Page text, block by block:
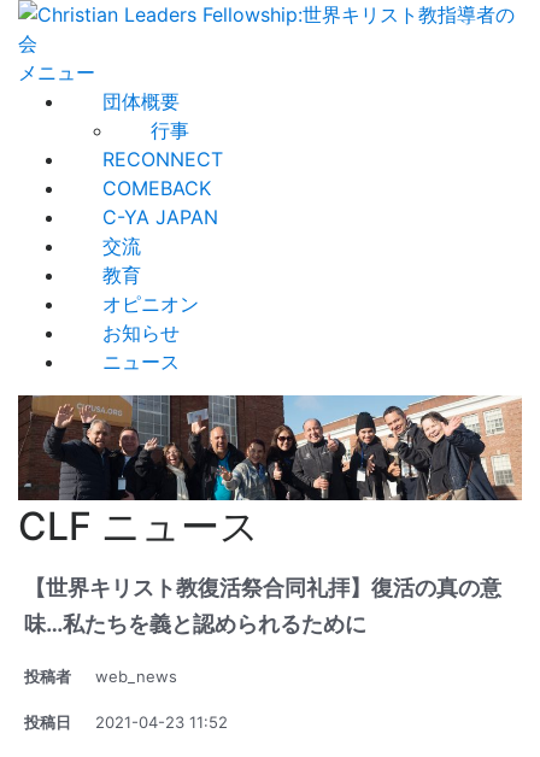
メニュー
団体概要
行事
RECONNECT
COMEBACK
C-YA JAPAN
交流
教育
オピニオン
お知らせ
ニュース
CLF ニュース
【世界キリスト教復活祭合同礼拝】復活の真の意
味…私たちを義と認められるために
投稿者 web_news
投稿日 2021-04-23 11:52
刷